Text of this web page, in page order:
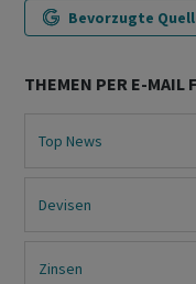
Bevorzugte
THEMEN PER E-MAIL
Top News
Devisen
Zinsen